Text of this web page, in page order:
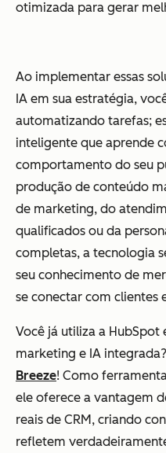
otimizada para gerar
Ao implementar essas
IA em sua estratégia,
automatizando tarefas;
inteligente que aprende
comportamento do seu
produção de conteúdo
de marketing, do
qualificados ou da
completas, a tecnologia
seu conhecimento de
se conectar com clientes
Você já utiliza a HubSpot
marketing e IA
Breeze! Como
ele oferece a vantagem
reais de CRM, criando
refletem